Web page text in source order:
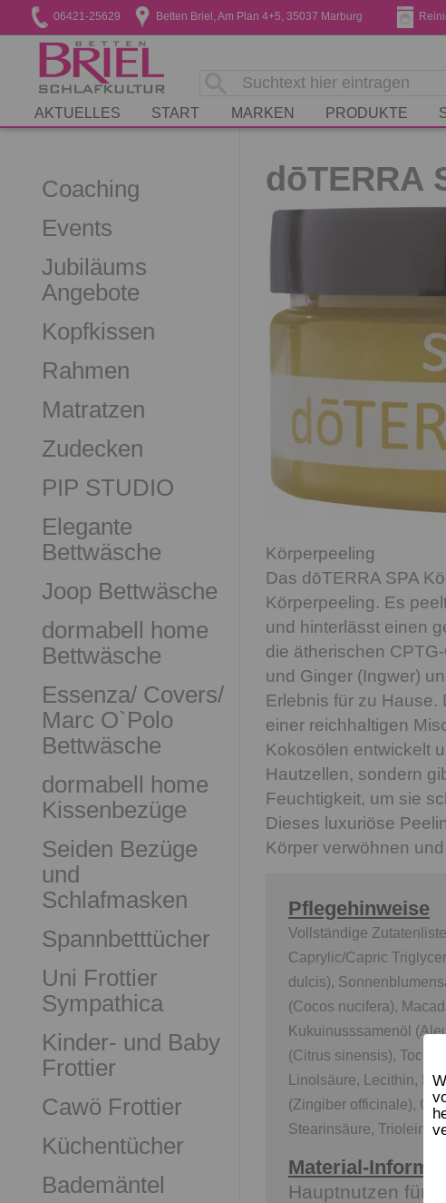
06421-25629 Betten Briel, Am Plan 4+5, 35037 Marburg
AKTUELLES START MARKEN PRODUKTE
Coaching
Events
Jubiläums
Angebote
Kopfkissen
Rahmen
Matratzen
Zudecken
PIP STUDIO
Elegante
Bettwäsche
Joop Bettwäsche
dormabell home
Bettwäsche
Essenza/ Covers/
Marc O`Polo
Bettwäsche
dormabell home
Kissenbezüge
Seiden Bezüge
und
Schlafmasken
Spannbetttücher
Uni Frottier
Sympathica
Kinder- und Baby
Frottier
Cawö Frottier
Küchentücher
Bademäntel
dōTERRA
Körperpeeling
Das dōTERRA SPA
Körperpeeling. Es
und hinterlässt einen
die ätherischen
und Ginger (Ingwer)
Erlebnis für zu Hause.
einer reichhaltigen
Kokosölen entwickelt
Hautzellen, sondern
Feuchtigkeit, um sie
Dieses luxuriöse
Körper verwöhnen
Pflegehinweise
Vollständige Zutatenliste
Caprylic/Capric
dulcis),
(Cocos nucifera),
Kukuinusssamenöl
(Citrus sinensis),
Linolsäure, Lecithin,
(Zingiber officinale),
Stearinsäure, Triolein,
Material-
Hauptnutzen für